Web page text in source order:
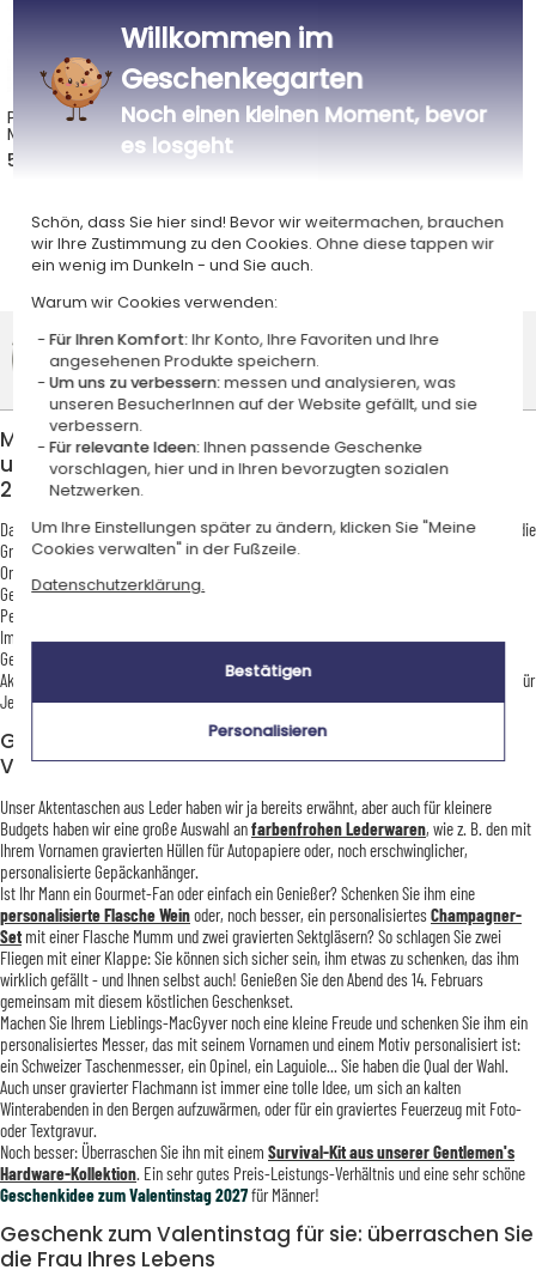
Personalisierte
Manschettenknöpfe - oval
53,00 €
Gravierter Anhänger Mein
Alle unsere Geschenkideen
Google Kundenbewertungen
(2 806 Kundenbewertungen)
Machen Sie Ihrer/Ihrem Liebsten ein einzigartiges
und personalisiertes Geschenk zum Valentinstag
2027
Das Wichtigste dabei ist weder der Preis, der ausgegeben wird, noch das Gewicht oder die
Größe des Geschenkes: nein, das Wichtigste für Ihr
Originalität und Einzigartigkeit - damit drücken Sie Ihre Liebe am Allerbesten aus. Ein
Geschenk, das Emotionen auslöst, und was gibt es da Besseres als etwas
Personalisiertes? Ein Geschenk für die Ewigkeit.
Im Geschenkegarten finden Sie personalisierte Ideen für alle Altersgruppen, alle
Geschmäcker, alle Budgets. Von personalisierten Schlüsselanhängern bis zu Leder-
Aktentaschen. Klein, praktisch, funkelnd, symbolisch, romantisch - wir haben wirklich für
Jeden etwas.
Geschenke für ihn: personalisierte
Valentinstagsgeschenke für Männer
Unser Aktentaschen aus Leder haben wir ja bereits erwähnt, aber auch für kleinere
Budgets haben wir eine große Auswahl anfarbenfrohen Lederwaren, wie z. B. den mit
Ihrem Vornamen gravierten Hüllen für Autopapiere oder, noch erschwinglicher,
personalisierte Gepäckanhänger.
Ist Ihr Mann ein Gourmet-Fan oder einfach ein Genießer? Schenken Sie ihm eine
personalisierte Flasche Weinoder, noch besser, ein personalisiertesChampagner-
Setmit einer Flasche Mumm und zwei gravierten Sektgläsern? So schlagen Sie zwei
Fliegen mit einer Klappe: Sie können sich sicher sein, ihm etwas zu schenken, das ihm
wirklich gefällt - und Ihnen selbst auch! Genießen Sie den Abend des 14. Februars
gemeinsam mit diesem köstlichen Geschenkset.
Machen Sie Ihrem Lieblings-MacGyver noch eine kleine Freude und schenken Sie ihm ein
personalisiertes Messer, das mit seinem Vornamen und einem Motiv personalisiert ist:
ein Schweizer Taschenmesser, ein Opinel, ein Laguiole... Sie haben die Qual der Wahl.
Auch unser gravierter Flachmann ist immer eine tolle Idee, um sich an kalten
Winterabenden in den Bergen aufzuwärmen, oder für ein graviertes Feuerzeug mit Foto-
oder Textgravur.
Noch besser: Überraschen Sie ihn mit einem Survival-Kit aus unserer Gentlemen's
Hardware-Kollektion. Ein sehr gutes Preis-Leistungs-Verhältnis und eine sehr schöne
Geschenkidee zum Valentinstag2027für Männer!
Geschenk zum Valentinstag für sie: überraschen Sie
die Frau Ihres Lebens
Willkommen im
Geschenkegarten
Noch einen kleinen Moment, bevor
es losgeht
Schön, dass Sie hier sind! Bevor wir weitermachen, brauchen
wir Ihre Zustimmung zu den Cookies. Ohne diese tappen wir
ein wenig im Dunkeln - und Sie auch.
Warum wir Cookies verwenden:
Für Ihren Komfort:Ihr Konto, Ihre Favoriten und Ihre
angesehenen Produkte speichern.
Um uns zu verbessern:messen und analysieren, was
unseren BesucherInnen auf der Website gefällt, und sie
verbessern.
Für relevante Ideen:Ihnen passende Geschenke
vorschlagen, hier und in Ihren bevorzugten sozialen
Netzwerken.
Um Ihre Einstellungen später zu ändern, klicken Sie "Meine
Cookies verwalten" in der Fußzeile.
Datenschutzerklärung.
Bestätigen
Personalisieren